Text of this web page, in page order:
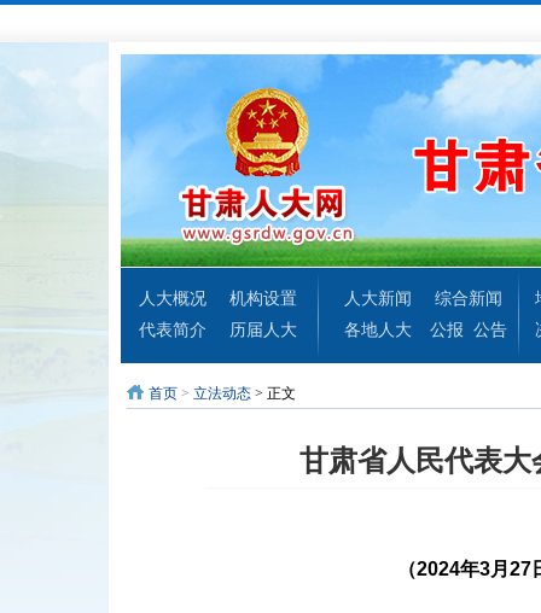
人大概况
机构设置
代表简介
历届人大
人大新闻
综合新闻
各地人大
公报 公告
首页 > 立法动态 > 正文
甘肃省人民代表
（2024年3月